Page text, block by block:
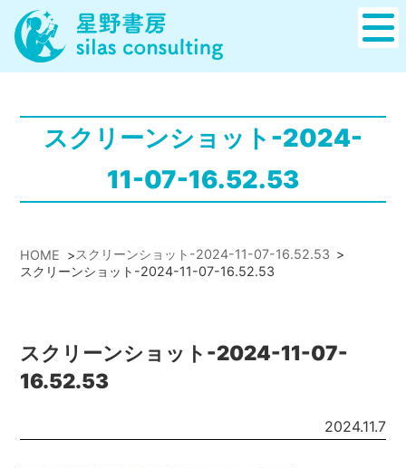
スクリーンショット-2024-
11-07-16.52.53
HOME >スクリーンショット-2024-11-07-16.52.53 >
スクリーンショット-2024-11-07-16.52.53
スクリーンショット-2024-11-07-
16.52.53
2024.11.7